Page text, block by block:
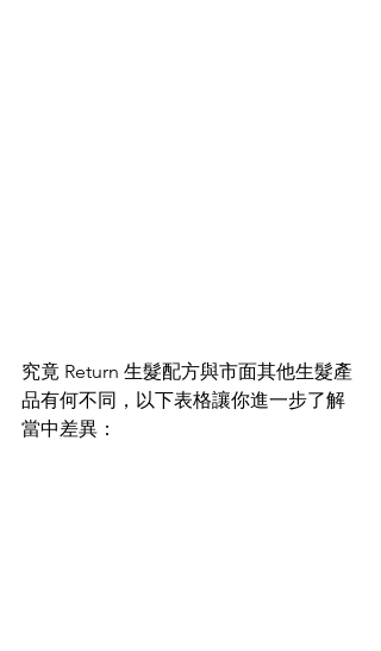
究竟 Return 生髮配方與市面其他生髮產
品有何不同，以下表格讓你進一步了解
當中差異：